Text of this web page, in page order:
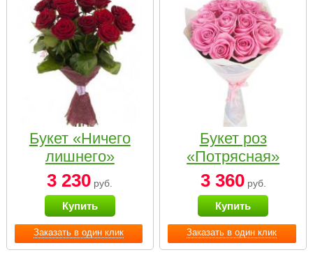
Заказать в один клик
Букет «Ничего
лишнего»
3 230 руб.
Купить
Заказать в один клик
Букет роз
«Потрясная»
3 360руб.
Купить